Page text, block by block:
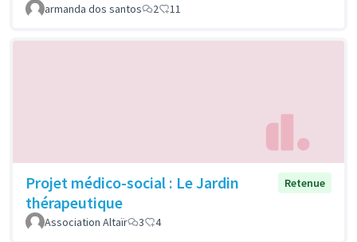
armanda dos santos
2 11
Projet médico-social : Le Jardin
thérapeutique
Retenue
Association Altaïr 3 4